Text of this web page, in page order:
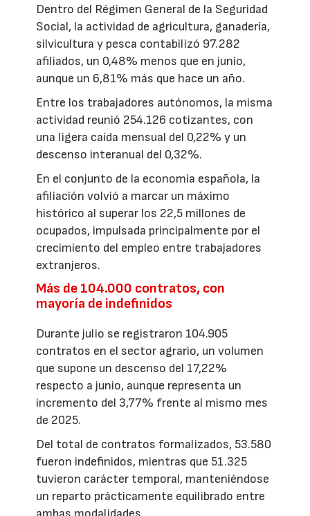
Dentro del Régimen General de la Seguridad
Social, la actividad de agricultura, ganadería,
silvicultura y pesca contabilizó 97.282
afiliados, un 0,48% menos que en junio,
aunque un 6,81% más que hace un año.
Entre los trabajadores autónomos, la misma
actividad reunió 254.126 cotizantes, con
una ligera caída mensual del 0,22% y un
descenso interanual del 0,32%.
En el conjunto de la economía española, la
afiliación volvió a marcar un máximo
histórico al superar los 22,5 millones de
ocupados, impulsada principalmente por el
crecimiento del empleo entre trabajadores
extranjeros.
Más de 104.000 contratos, con
mayoría de indefinidos
Durante julio se registraron 104.905
contratos en el sector agrario, un volumen
que supone un descenso del 17,22%
respecto a junio, aunque representa un
incremento del 3,77% frente al mismo mes
de 2025.
Del total de contratos formalizados, 53.580
fueron indefinidos, mientras que 51.325
tuvieron carácter temporal, manteniéndose
un reparto prácticamente equilibrado entre